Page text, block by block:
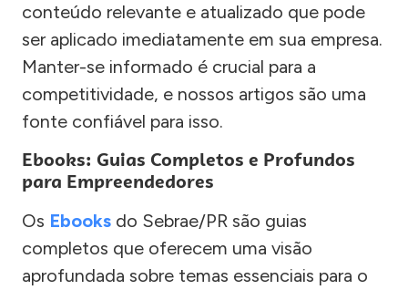
conteúdo relevante e atualizado que pode
ser aplicado imediatamente em sua empresa.
Manter-se informado é crucial para a
competitividade, e nossos artigos são uma
fonte confiável para isso.
Ebooks: Guias Completos e Profundos
para Empreendedores
Os Ebooks do Sebrae/PR são guias
completos que oferecem uma visão
aprofundada sobre temas essenciais para o